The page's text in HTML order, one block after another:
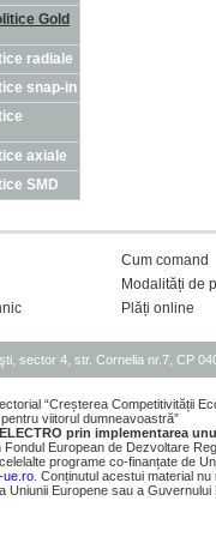
Gold
radiale
snap-in
axiale
SMD
Cum comand
Modalități de
Plăți online
sector 4, str. Cornelia nr.7, CP
“Creșterea Competitivității
viitorul dumneavoastră”
prin implementarea
European de Dezvoltare
programe co-finanțate de
ue.ro. Conținutul acestui material
Uniunii Europene sau a Guvernului